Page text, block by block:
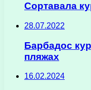
Сортавала
28.07.2022
Барбадос
пляжах
16.02.2024